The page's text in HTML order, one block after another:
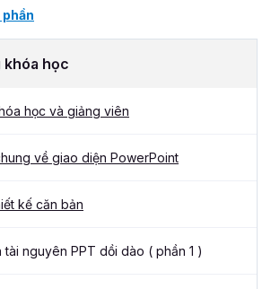
khóa học
học và giảng viên
về giao diện PowerPoint
kế căn bản
tài nguyên PPT dồi dào ( phần 1 )